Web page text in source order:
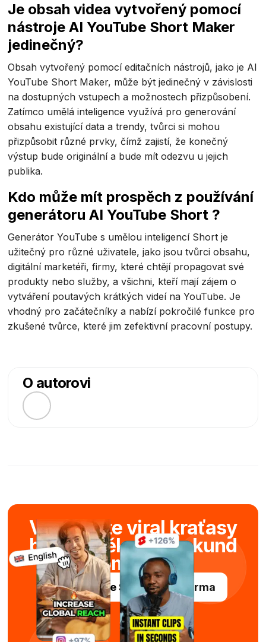
Je obsah videa vytvořený pomocí
nástroje AI YouTube Short Maker
jedinečný?
Obsah vytvořený pomocí editačních nástrojů, jako je AI
YouTube Short Maker, může být jedinečný v závislosti
na dostupných vstupech a možnostech přizpůsobení.
Zatímco umělá inteligence využívá pro generování
obsahu existující data a trendy, tvůrci si mohou
přizpůsobit různé prvky, čímž zajistí, že konečný
výstup bude originální a bude mít odezvu u jejich
publika.
Kdo může mít prospěch z používání
generátoru AI YouTube Short ?
Generátor YouTube s umělou inteligencí Short je
užitečný pro různé uživatele, jako jsou tvůrci obsahu,
digitální marketéři, firmy, které chtějí propagovat své
produkty nebo služby, a všichni, kteří mají zájem o
vytváření poutavých krátkých videí na YouTube. Je
vhodný pro začátečníky a nabízí pokročilé funkce pro
zkušené tvůrce, které jim zefektivní pracovní postupy.
O autorovi
Vytvářejte viral kraťasy
během několika sekund
pomocí AI
Vyzkoušejte Submagic zdarma